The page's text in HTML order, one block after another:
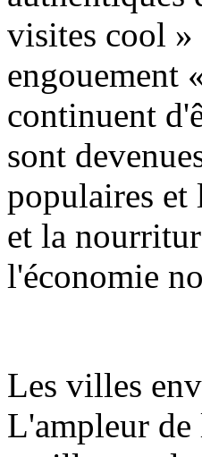
visites cool »
engouement
continuent
sont
populaires et
et la
l'économie
Les villes
L'ampleur